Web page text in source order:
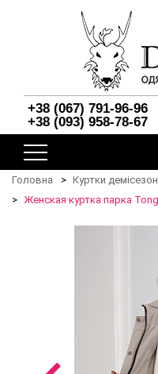
+38 (067) 791-96-96
+38 (093) 958-78-67
Головна Куртки
Женская куртка парка